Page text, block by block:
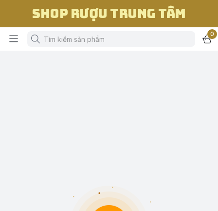
Shop Rượu Trung Tâm
0